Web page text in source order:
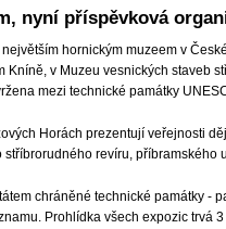
nyní příspěvková
hornickým muzeem v
Kníně, v Muzeu vesnických staveb
mezi technické památky
Horách prezentují veřejnosti
revíru,
chráněné technické památky -
Prohlídka všech expozic trvá